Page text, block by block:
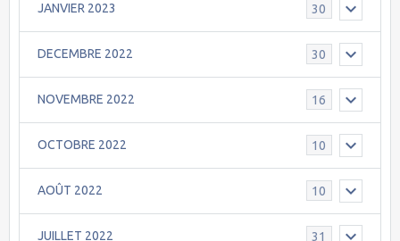
JANVIER 2023 30
DECEMBRE 2022 30
NOVEMBRE 2022 16
OCTOBRE 2022 10
AOÛT 2022 10
JUILLET 2022 31